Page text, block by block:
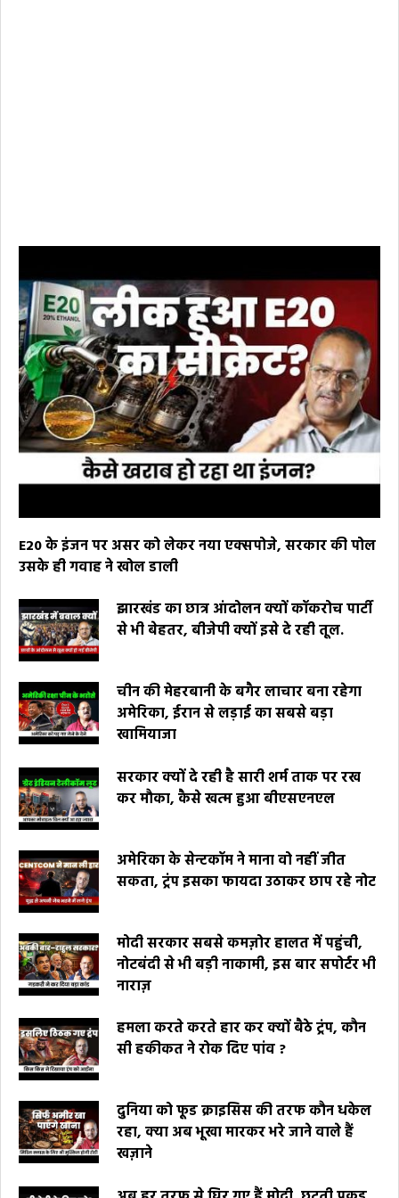
E20 के इंजन पर असर को लेकर नया एक्सपोजे, सरकार की पोल
उसके ही गवाह ने खोल डाली
झारखंड का छात्र आंदोलन क्यों कॉकरोच पार्टी
से भी बेहतर, बीजेपी क्यों इसे दे रही तूल.
चीन की मेहरबानी के बगैर लाचार बना रहेगा
अमेरिका, ईरान से लड़ाई का सबसे बड़ा
खामियाजा
सरकार क्यों दे रही है सारी शर्म ताक पर रख
कर मौका, कैसे खत्म हुआ बीएसएनएल
अमेरिका के सेन्टकॉम ने माना वो नहीं जीत
सकता, ट्रंप इसका फायदा उठाकर छाप रहे नोट
मोदी सरकार सबसे कमज़ोर हालत में पहुंची,
नोटबंदी से भी बड़ी नाकामी, इस बार सपोर्टर भी
नाराज़
हमला करते करते हार कर क्यों बैठे ट्रंप, कौन
सी हकीकत ने रोक दिए पांव ?
दुनिया को फूड क्राइसिस की तरफ कौन धकेल
रहा, क्या अब भूखा मारकर भरे जाने वाले हैं
खज़ाने